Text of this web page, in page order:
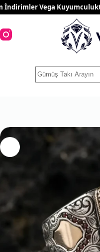
Skip
to
Vega
No
results